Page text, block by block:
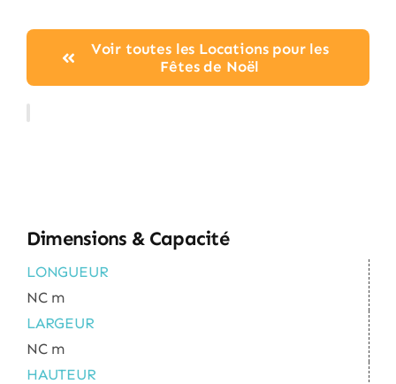
Voir toutes les Locations pour les
Fêtes de Noël
Dimensions & Capacité
LONGUEUR
NC m
LARGEUR
NC m
HAUTEUR